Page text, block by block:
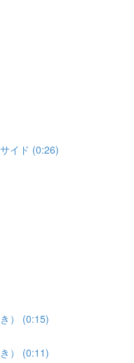
イド (0:26)
） (0:15)
） (0:11)